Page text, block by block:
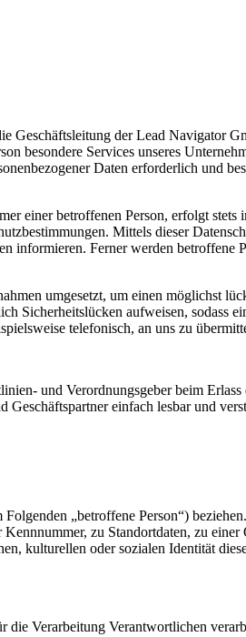
Geschäftsleitung der Lead Navigator
besondere Services unseres
Daten erforderlich und
einer betroffenen Person, erfolgt
Mittels dieser
Ferner werden betroffene
umgesetzt, um einen möglichst
Sicherheitslücken aufweisen, sodass
telefonisch, an uns zu
und Verordnungsgeber beim
einfach lesbar und
„betroffene Person“)
zu Standortdaten, zu
kulturellen oder sozialen Identität
die Verarbeitung Verantwortlichen